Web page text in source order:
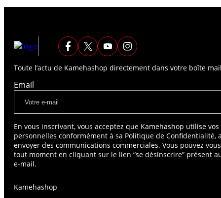
Toute l’actu de Kamehashop directement dans votre boîte
Email
En vous inscrivant, vous acceptez que Kamehashop utilise
personnelles conformément à sa Politique de Confidentialité,
envoyer des communications commerciales. Vous pouvez
tout moment en cliquant sur le lien “se désinscrire” présent
e-mail.
Kamehashop